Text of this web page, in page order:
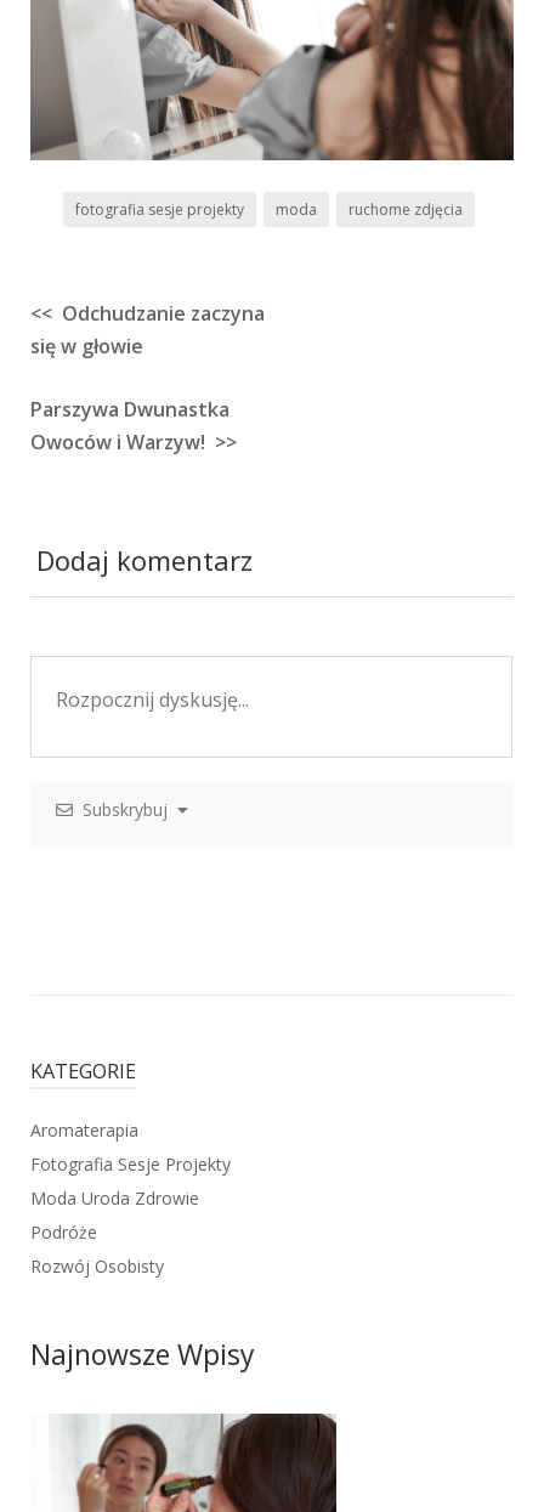
fotografia sesje projekty moda ruchome zdjęcia
Nawigacja
<< Odchudzanie zaczyna
się w głowie
Parszywa Dwunastka
Owoców i Warzyw! >>
Dodaj komentarz
Subskrybuj
KATEGORIE
Aromaterapia
Fotografia Sesje Projekty
Moda Uroda Zdrowie
Podróże
Rozwój Osobisty
Najnowsze Wpisy